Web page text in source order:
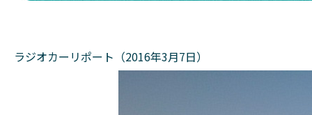
ラジオカーリポート（2016年3月7日）